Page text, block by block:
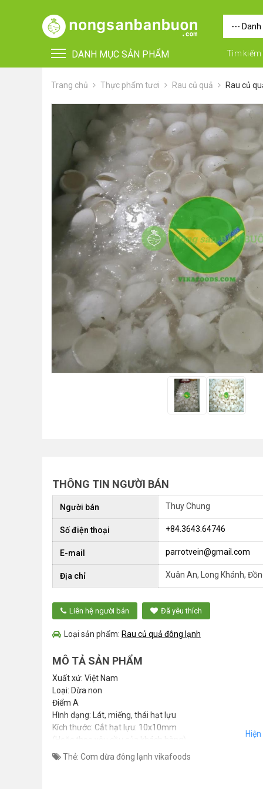
DANH MỤC SẢN PHẨM Tìm
• FOR FOREIGN BUYERS
Vật tư - Phụ kiện
Máy nông nghiệp
• Thiết bị-Phương tiện
• Thực phẩm tươi
Chế biến sẵn
• Chim - Cây - Cá - Chó
Sản phẩm- Dịch vụ #
• Kỹ thuật - Công nghệ
Trang chủ Thực phẩm tươi Rau củ quả Rau củ
THÔNG TIN NGƯỜI BÁN
Người bán Thuy Chung
Số điện thoại +84.3643.64746
E-mail parrotvein@gmail.com
Địa chỉ Xuân An, Long Khánh,
Liên hệ người bán Đã yêu thích
Loại sản phẩm: Rau củ quả đông lạnh
MÔ TẢ SẢN PHẨM
Xuất xứ: Việt Nam
Loại: Dừa non
Điểm A
Hình dạng: Lát, miếng, thái hạt lựu
Kích thước: Cắt hạt lựu: 10x10mm
(Hoặc theo yêu cầu của khách hàng)
Loại chế biến: Đã bóc vỏ
Hương vị: Ngọt tự nhiên
Thẻ: Cơm dừa đông lạnh vikafoods